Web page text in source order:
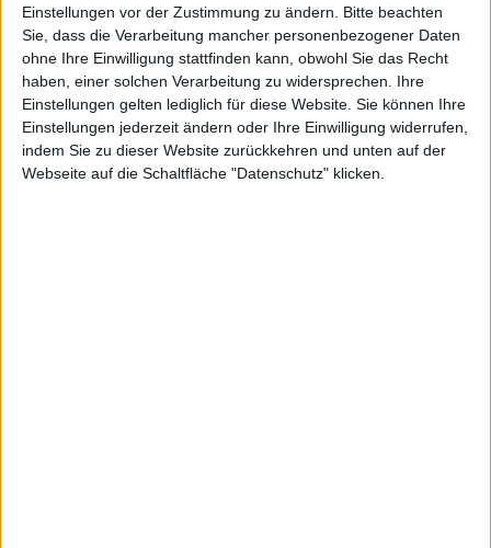
Einstellungen vor der Zustimmung zu ändern. Bitte beachten
Sie, dass die Verarbeitung mancher personenbezogener Daten
ohne Ihre Einwilligung stattfinden kann, obwohl Sie das Recht
haben, einer solchen Verarbeitung zu widersprechen. Ihre
Einstellungen gelten lediglich für diese Website. Sie können Ihre
Einstellungen jederzeit ändern oder Ihre Einwilligung widerrufen,
indem Sie zu dieser Website zurückkehren und unten auf der
Webseite auf die Schaltfläche "Datenschutz" klicken.